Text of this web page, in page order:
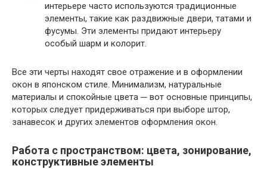
интерьере часто используются традиционные
элементы, такие как раздвижные двери, татами и
фусумы. Эти элементы придают интерьеру
особый шарм и колорит.
Все эти черты находят свое отражение и в оформлении
окон в японском стиле. Минимализм, натуральные
материалы и спокойные цвета ─ вот основные принципы,
которых следует придерживаться при выборе штор,
занавесок и других элементов оформления окон.
Работа с пространством: цвета, зонирование,
конструктивные элементы